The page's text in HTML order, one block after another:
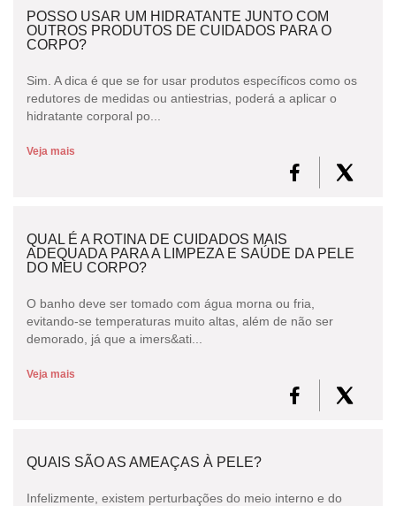
POSSO USAR UM HIDRATANTE JUNTO COM
OUTROS PRODUTOS DE CUIDADOS PARA O
CORPO?
Sim. A dica é que se for usar produtos específicos como os
redutores de medidas ou antiestrias, poderá a aplicar o
hidratante corporal po...
Veja mais
QUAL É A ROTINA DE CUIDADOS MAIS
ADEQUADA PARA A LIMPEZA E SAÚDE DA PELE
DO MEU CORPO?
O banho deve ser tomado com água morna ou fria,
evitando-se temperaturas muito altas, além de não ser
demorado, já que a imers&ati...
Veja mais
QUAIS SÃO AS AMEAÇAS À PELE?
Infelizmente, existem perturbações do meio interno e do